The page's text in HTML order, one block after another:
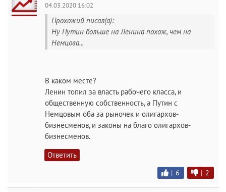
04.03.2020 16:02
Прохожий писал(а):
Ну Путин больше на Ленина похож, чем на
Немцова...
В каком месте?
Ленин топил за власть рабочего класса, и
общественную собственность, а Путин с
Немцовым оба за рыночек и олигархов-
бизнесменов, и законы на благо олигархов-
бизнесменов.
Ответить
| 6 | 2